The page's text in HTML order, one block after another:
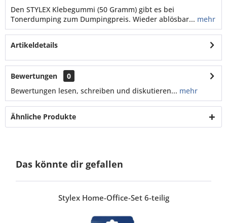
Den STYLEX Klebegummi (50 Gramm) gibt es bei
Tonerdumping zum Dumpingpreis. Wieder ablösbar... mehr
Artikeldetails
Bewertungen
0
Bewertungen lesen, schreiben und diskutieren... mehr
Ähnliche Produkte
Das könnte dir gefallen
Stylex Home-Office-Set 6-teilig